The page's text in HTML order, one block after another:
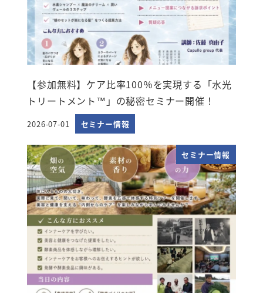
【参加無料】ケア比率100％を実現する「水光
トリートメント™」の秘密セミナー開催！
投稿日
2026-07-01 セミナー情報
セミナー情報